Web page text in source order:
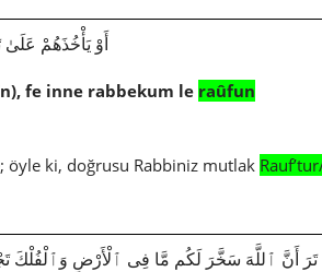
1946|16|47|أَوْ
fe inne rabbekum le raûfun
öyle ki, doğrusu Rabbiniz mutlak